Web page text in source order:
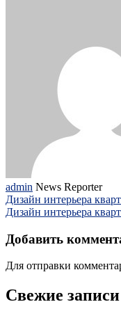
admin News Reporter
Дизайн интерьера
Дизайн интерьера
Добавить
Для отправки
Свежие записи